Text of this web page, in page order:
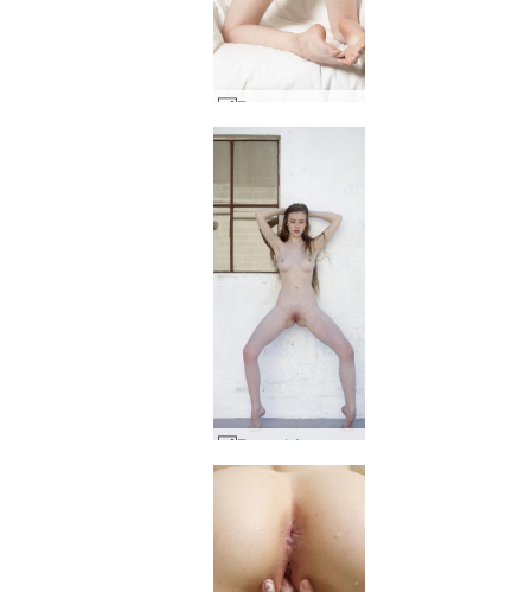
Емили LA дневна светлина #18